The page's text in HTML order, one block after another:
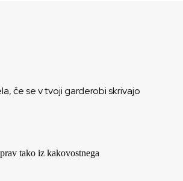
če se v tvoji garderobi skrivajo
tako iz kakovostnega